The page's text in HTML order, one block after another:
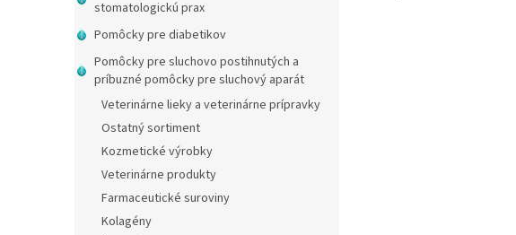
stomatologickú prax
Pomôcky pre diabetikov
Pomôcky pre sluchovo postihnutých a
príbuzné pomôcky pre sluchový aparát
Veterinárne lieky a veterinárne prípravky
Ostatný sortiment
Kozmetické výrobky
Veterinárne produkty
Farmaceutické suroviny
Kolagény